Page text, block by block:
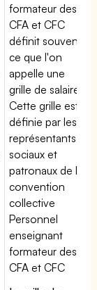
formateur des
CFA et CFC
définit souvent
ce que l'on
appelle une
grille de salaires.
Cette grille est
définie par les
représentants
sociaux et
patronaux de la
convention
collective
Personnel
enseignant
formateur des
CFA et CFC